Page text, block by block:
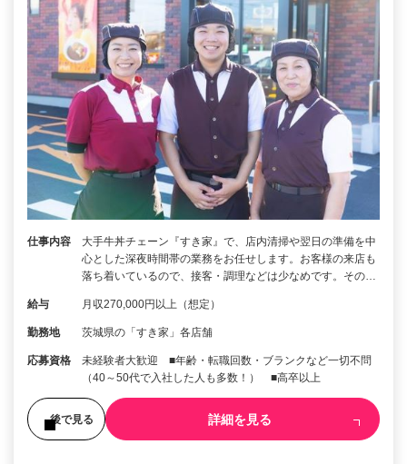
仕事内容
大手牛丼チェーン『すき家』で、店内清掃や翌日の準備を中
心とした深夜時間帯の業務をお任せします。お客様の来店も
落ち着いているので、接客・調理などは少なめです。その…
給与 月収270,000円以上（想定）
勤務地 茨城県の「すき家」各店舗
応募資格
未経験者大歓迎 ■年齢・転職回数・ブランクなど一切不問
（40～50代で入社した人も多数！） ■高卒以上
後で見る 詳細を見る